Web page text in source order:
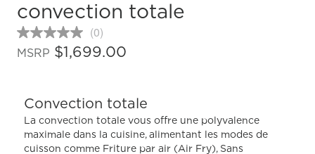
convection totale
Aucune
cote
pour
vers
la
même
page.
(0)
MSRP $1,699.00
Convection totale
La convection totale vous offre une polyvalence
maximale dans la cuisine, alimentant les modes de
cuisson comme Friture par air (Air Fry), Sans